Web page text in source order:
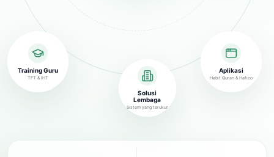
Training Guru
TFT & IHT
Solusi
Lembaga
Sistem yang terukur
Aplikasi
Habit Quran & Hafizo